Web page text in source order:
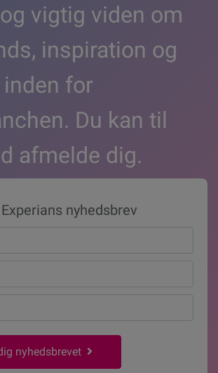
vigtig viden om
inspiration og
for
Du kan til
afmelde dig.
nyhedsbrev
nyhedsbrevet